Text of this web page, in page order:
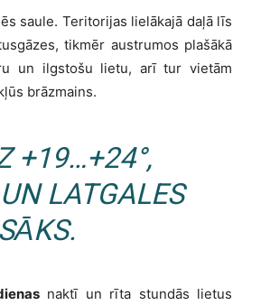
saule. Teritorijas lielākajā daļā līs
tikmēr austrumos plašākā
un ilgstošu lietu, arī tur vietām
brāzmains.
+19…+24°,
LATGALES
naktī un rīta stundās lietus